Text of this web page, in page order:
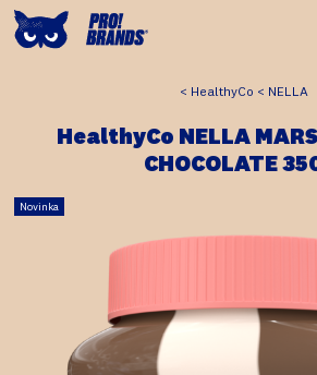
HealthyCo NELLA
HealthyCo NELLA
CHOCOLATE
Novinka